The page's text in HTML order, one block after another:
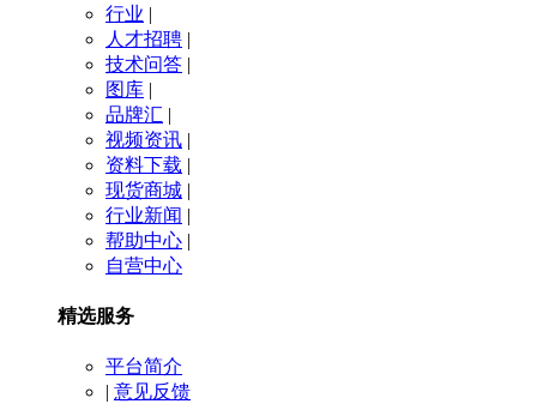
行业 |
人才招聘 |
技术问答 |
图库 |
品牌汇 |
视频资讯 |
资料下载 |
现货商城 |
行业新闻 |
帮助中心 |
自营中心
精选服务
平台简介
| 意见反馈